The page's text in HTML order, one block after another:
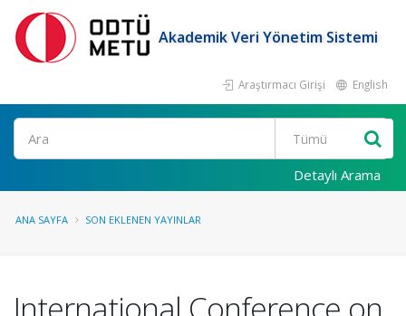
Akademik Veri Yönetim Sistemi
Araştırmacı Girişi English
Ara
Detaylı Arama
ANA SAYFA SON EKLENEN YAYINLAR